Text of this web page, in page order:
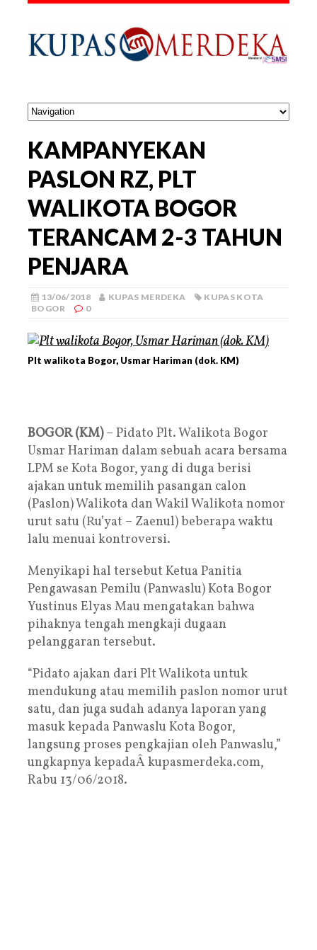
KAMPANYEKAN
PASLON RZ, PLT
WALIKOTA BOGOR
TERANCAM 2-3 TAHUN
PENJARA
13/06/2018 KUPAS MERDEKA
KUPAS KOTA
BOGOR
0
Plt walikota Bogor, Usmar Hariman (dok. KM)
BOGOR (KM)– Pidato Plt. Walikota Bogor
Usmar Hariman dalam sebuah acara bersama
LPM se Kota Bogor, yang di duga berisi
ajakan untuk memilih pasangan calon
(Paslon) Walikota dan Wakil Walikota nomor
urut satu (Ru’yat – Zaenul) beberapa waktu
lalu menuai kontroversi.
Menyikapi hal tersebut Ketua Panitia
Pengawasan Pemilu (Panwaslu) Kota Bogor
Yustinus Elyas Mau mengatakan bahwa
pihaknya tengah mengkaji dugaan
pelanggaran tersebut.
“Pidato ajakan dari Plt Walikota untuk
mendukung atau memilih paslon nomor urut
satu, dan juga sudah adanya laporan yang
masuk kepada Panwaslu Kota Bogor,
langsung proses pengkajian oleh Panwaslu,”
ungkapnya kepadaÂ kupasmerdeka.com,
Rabu 13/06/2018.